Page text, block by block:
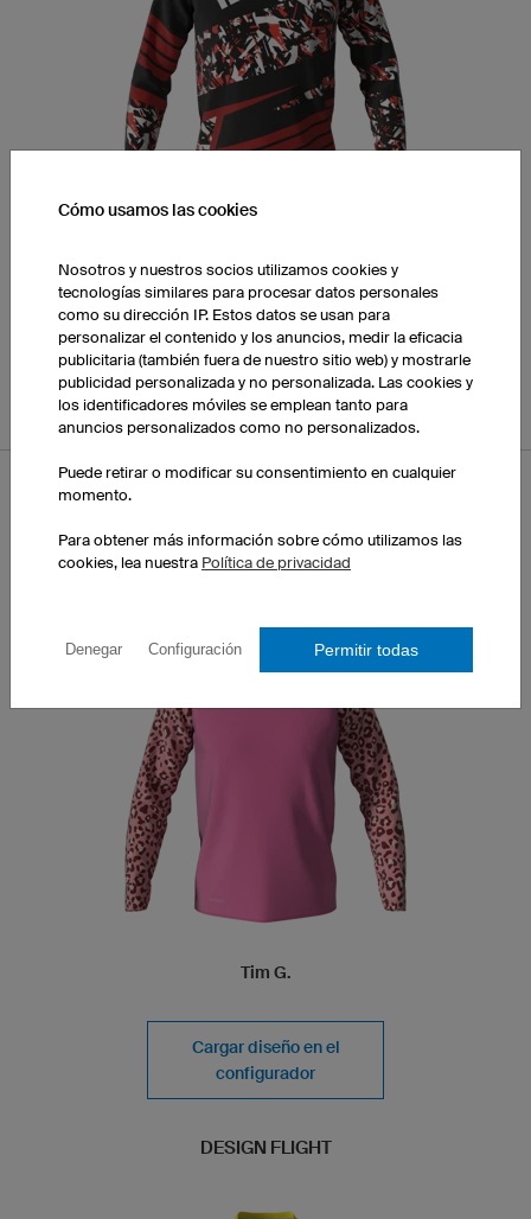
Cargar diseño en el
configurador
DESIGN DERNY
Tim G.
Cargar diseño en el
configurador
DESIGN FLIGHT
Cómo usamos las cookies
Nosotros y nuestros socios utilizamos cookies y
tecnologías similares para procesar datos personales
como su dirección IP. Estos datos se usan para
personalizar el contenido y los anuncios, medir la eficacia
publicitaria (también fuera de nuestro sitio web) y mostrarle
publicidad personalizada y no personalizada. Las cookies y
los identificadores móviles se emplean tanto para
anuncios personalizados como no personalizados.
Puede retirar o modificar su consentimiento en cualquier
momento.
Para obtener más información sobre cómo utilizamos las
cookies, lea nuestra Política de privacidad
Denegar Configuración Permitir todas